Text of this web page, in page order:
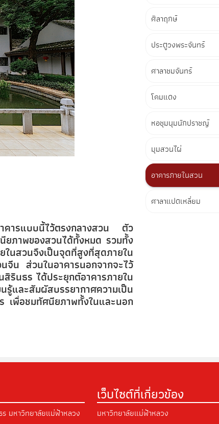
คารแบบนี้ไว้ตรงกลางสวน ตัว
ยภาพของสวนได้ทั้งหมด รวมทั้ง
นสวนจึงเป็นจุดที่สูงที่สุดภายใน
จีน ส่วนในอาคารนอกจากจะไว้
รินธร ได้ประยุกต์อาคารภายใน
รู้และสัมผัสบรรยากาศความเป็น
เพื่อชมทัศนียภาพทั้งในและนอก
ศิลาฤกษ์
ประตูวงพระจันทร์
ศาลาชมจันทร์
โคมแดง
หอชุมนุมนักปราชญ์
มุมสวนไผ่
อาคารภายในสวน
ศาลาแปดเหลี่ยม
มหาวิทยาลัยแม่ฟ้าหลวง
เว็บไซต์ที่เกี่ยวข้อง
มหาวิทยาลัยแม่ฟ้าหลวง